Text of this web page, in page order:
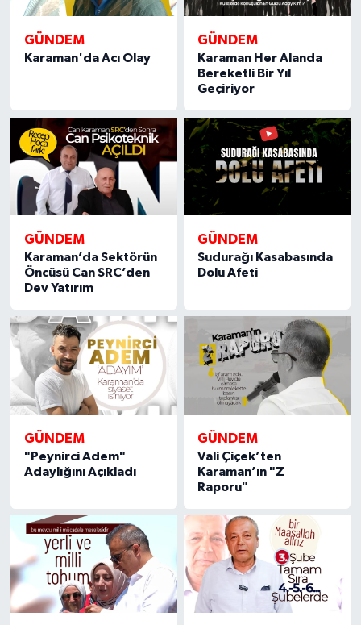
GÜNDEM
Karaman'da Acı Olay
GÜNDEM
Karaman Her Alanda
Bereketli Bir Yıl
Geçiriyor
GÜNDEM
Karaman’da Sektörün
Öncüsü Can SRC’den
Dev Yatırım
GÜNDEM
Sudurağı Kasabasında
Dolu Afeti
GÜNDEM
"Peynirci Adem"
Adaylığını Açıkladı
GÜNDEM
Vali Çiçek’ten
Karaman’ın "Z
Raporu"